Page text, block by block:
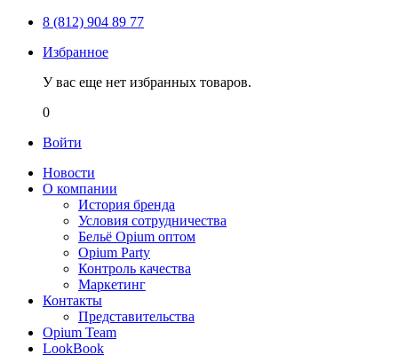
8 (812) 904 89 77
Избранное
У вас еще нет избранных товаров.
0
Войти
Новости
О компании
История бренда
Условия сотрудничества
Бельё Opium оптом
Opium Party
Контроль качества
Маркетинг
Контакты
Представительства
Opium Team
LookBook